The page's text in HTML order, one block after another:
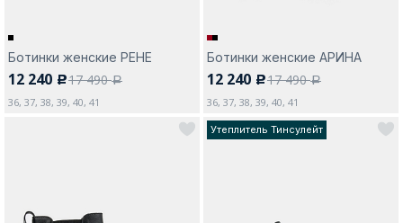
Да, все верно Изменить город
Ботинки женские РЕНЕ
12 240 c17 490a
36, 37, 38, 39, 40, 41
Ботинки женские АРИНА
12 240 c17 490a
36, 37, 38, 39, 40, 41
Утеплитель Тинсулейт